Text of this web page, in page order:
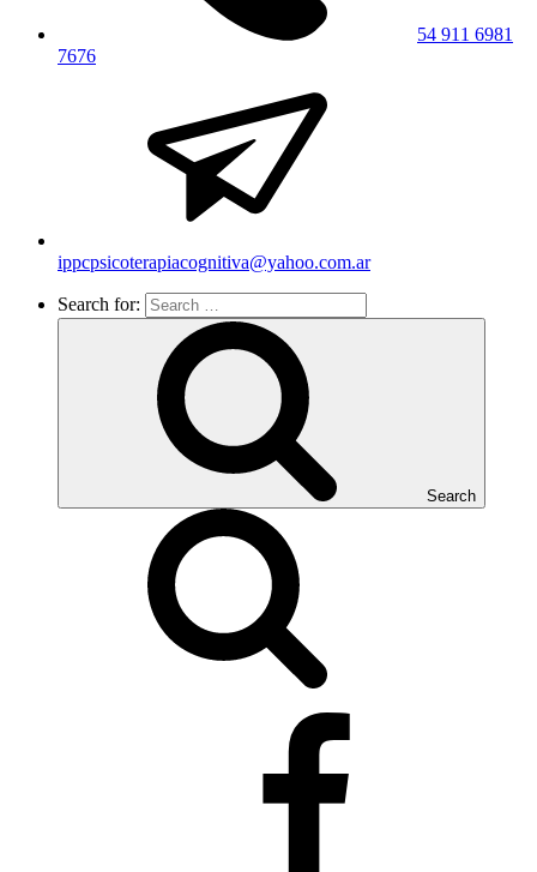
54 911 6981
7676
ippcpsicoterapiacognitiva@yahoo.com.ar
Search for:
Search